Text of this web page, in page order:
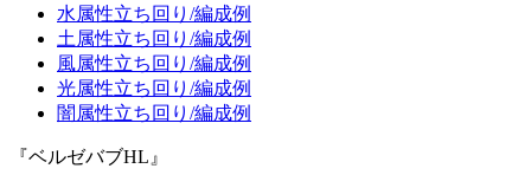
水属性立ち回り/編成例
土属性立ち回り/編成例
風属性立ち回り/編成例
光属性立ち回り/編成例
闇属性立ち回り/編成例
『ベルゼバブHL』